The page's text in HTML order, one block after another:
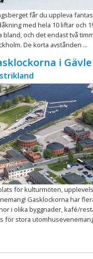
får du uppleva
med hela 10 liftar och
bland, och det endast två
De korta avstånden ...
i Gävle
för kulturmöten,
Gasklockorna har
i olika byggnader, kafé/
för stora